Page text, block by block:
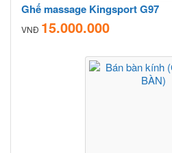
Ghế massage Kingsport G97
VNĐ 15.000.000